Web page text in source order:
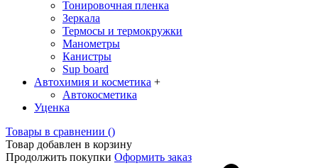
Тонировочная пленка
Зеркалa
Термосы и термокружки
Манометры
Канистры
Sup board
Автохимия и косметика +
Автокосметика
Уценка
Товары в сравнении ()
Товар добавлен в корзину
Продолжить покупки Оформить заказ